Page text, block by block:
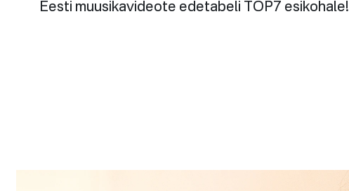
Eesti muusikavideote edetabeli TOP7 esikohale!